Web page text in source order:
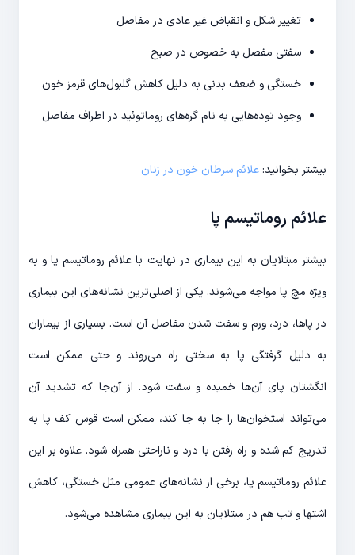
تغییر شکل و انقباض غیر عادی در مفاصل
سفتی مفصل به خصوص در صبح
خستگی و ضعف بدنی به دلیل کاهش گلبول‌های قرمز خون
وجود توده‌هایی به نام گره‌های روماتوئید در اطراف مفاصل
بیشتر بخوانید:علائم سرطان خون در زنان
علائم روماتیسم پا
بیشتر مبتلایان به این بیماری در نهایت با علائم روماتیسم پا و به
ویژه مچ پا مواجه می‌شوند. یکی از اصلی‌ترین نشانه‌های این بیماری
در پاها، درد، ورم و سفت شدن مفاصل آن است. بسیاری از بیماران
به دلیل گرفتگی پا به سختی راه می‌روند و حتی ممکن است
انگشتان پای آن‌ها خمیده و سفت شود. از آن‌جا که تشدید آن
می‌تواند استخوان‌ها را جا به جا کند، ممکن است قوس کف پا به
تدریج کم شده و راه رفتن با درد و ناراحتی همراه شود. علاوه بر این
علائم روماتیسم پا، برخی از نشانه‌های عمومی مثل خستگی، کاهش
اشتها و تب هم در مبتلایان به این بیماری مشاهده می‌شود.